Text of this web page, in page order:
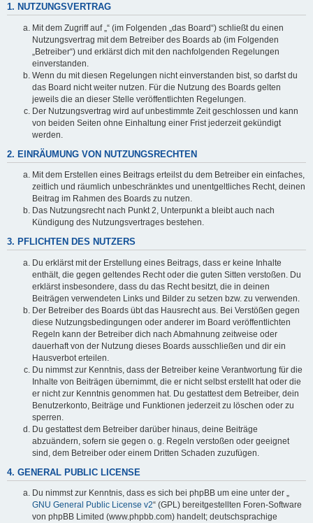
1. NUTZUNGSVERTRAG
Mit dem Zugriff auf „“ (im Folgenden „das Board“) schließt du einen
Nutzungsvertrag mit dem Betreiber des Boards ab (im Folgenden
„Betreiber“) und erklärst dich mit den nachfolgenden Regelungen
einverstanden.
Wenn du mit diesen Regelungen nicht einverstanden bist, so darfst du
das Board nicht weiter nutzen. Für die Nutzung des Boards gelten
jeweils die an dieser Stelle veröffentlichten Regelungen.
Der Nutzungsvertrag wird auf unbestimmte Zeit geschlossen und kann
von beiden Seiten ohne Einhaltung einer Frist jederzeit gekündigt
werden.
2. EINRÄUMUNG VON NUTZUNGSRECHTEN
Mit dem Erstellen eines Beitrags erteilst du dem Betreiber ein einfaches,
zeitlich und räumlich unbeschränktes und unentgeltliches Recht, deinen
Beitrag im Rahmen des Boards zu nutzen.
Das Nutzungsrecht nach Punkt 2, Unterpunkt a bleibt auch nach
Kündigung des Nutzungsvertrages bestehen.
3. PFLICHTEN DES NUTZERS
Du erklärst mit der Erstellung eines Beitrags, dass er keine Inhalte
enthält, die gegen geltendes Recht oder die guten Sitten verstoßen. Du
erklärst insbesondere, dass du das Recht besitzt, die in deinen
Beiträgen verwendeten Links und Bilder zu setzen bzw. zu verwenden.
Der Betreiber des Boards übt das Hausrecht aus. Bei Verstößen gegen
diese Nutzungsbedingungen oder anderer im Board veröffentlichten
Regeln kann der Betreiber dich nach Abmahnung zeitweise oder
dauerhaft von der Nutzung dieses Boards ausschließen und dir ein
Hausverbot erteilen.
Du nimmst zur Kenntnis, dass der Betreiber keine Verantwortung für die
Inhalte von Beiträgen übernimmt, die er nicht selbst erstellt hat oder die
er nicht zur Kenntnis genommen hat. Du gestattest dem Betreiber, dein
Benutzerkonto, Beiträge und Funktionen jederzeit zu löschen oder zu
sperren.
Du gestattest dem Betreiber darüber hinaus, deine Beiträge
abzuändern, sofern sie gegen o. g. Regeln verstoßen oder geeignet
sind, dem Betreiber oder einem Dritten Schaden zuzufügen.
4. GENERAL PUBLIC LICENSE
Du nimmst zur Kenntnis, dass es sich bei phpBB um eine unter der „
GNU General Public License v2“ (GPL) bereitgestellten Foren-Software
von phpBB Limited (www.phpbb.com) handelt; deutschsprachige